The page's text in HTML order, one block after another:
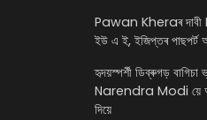
Pawan Kheraৰ
ইউ এ ই, ইজিপ্তৰ পাছপৰ্ট
হৃদয়স্পৰ্শী ডিব্ৰুগড় বাগিচা
Narendra Modi য়ে
দিয়ে